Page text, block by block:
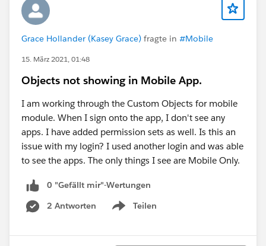
Grace Hollander (Kasey Grace) fragte in #Mobile
15. März 2021, 01:48
Objects not showing in Mobile App.
I am working through the Custom Objects for mobile
module. When I sign onto the app, I don't see any
apps. I have added permission sets as well. Is this an
issue with my login? I used another login and was able
to see the apps. The only things I see are Mobile Only.
0 "Gefällt mir"-Wertungen
2 Antworten
Teilen
Show menu